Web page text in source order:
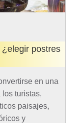
postres
en una
turistas,
paisajes,
y